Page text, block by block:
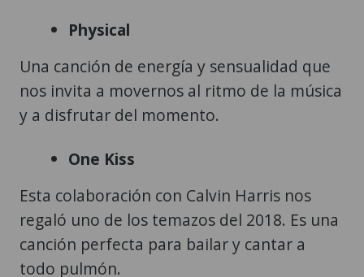
Physical
Una canción de energía y sensualidad que
nos invita a movernos al ritmo de la música
y a disfrutar del momento.
One Kiss
Esta colaboración con Calvin Harris nos
regaló uno de los temazos del 2018. Es una
canción perfecta para bailar y cantar a
todo pulmón.